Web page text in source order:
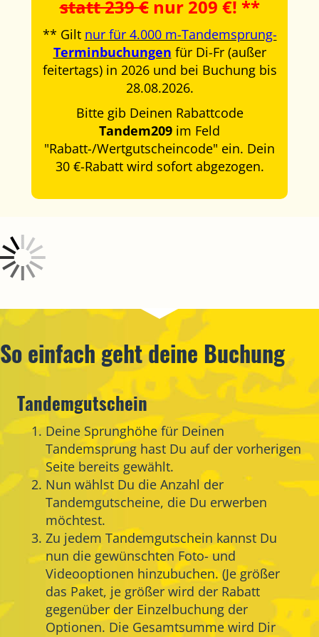
statt 239 € nur 209 €! **
** Gilt nur für 4.000 m-Tandemsprung-
Terminbuchungen für Di-Fr (außer
feitertags) in 2026 und bei Buchung bis
28.08.2026.
Bitte gib Deinen Rabattcode
Tandem209 im Feld
"Rabatt-/Wertgutscheincode" ein. Dein
30 €-Rabatt wird sofort abgezogen.
So einfach geht deine Buchung
Tandemgutschein
Deine Sprunghöhe für Deinen
Tandemsprung hast Du auf der vorherigen
Seite bereits gewählt.
Nun wählst Du die Anzahl der
Tandemgutscheine, die Du erwerben
möchtest.
Zu jedem Tandemgutschein kannst Du
nun die gewünschten Foto- und
Videooptionen hinzubuchen. (Je größer
das Paket, je größer wird der Rabatt
gegenüber der Einzelbuchung der
Optionen. Die Gesamtsumme wird Dir